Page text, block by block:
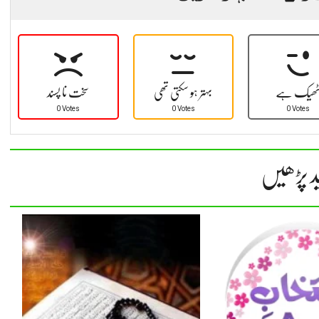
سخت نا پسند
0 Votes
بہتر ہو سکتی تھی
0 Votes
ہے
0 Votes
پڑھیں